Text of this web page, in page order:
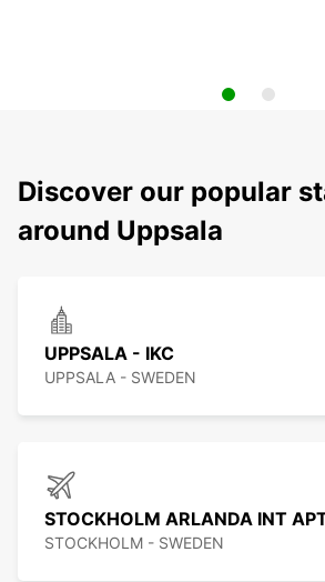
Discover our popular
around Uppsala
UPPSALA - IKC
UPPSALA - SWEDEN
STOCKHOLM ARLANDA INT
STOCKHOLM - SWEDEN